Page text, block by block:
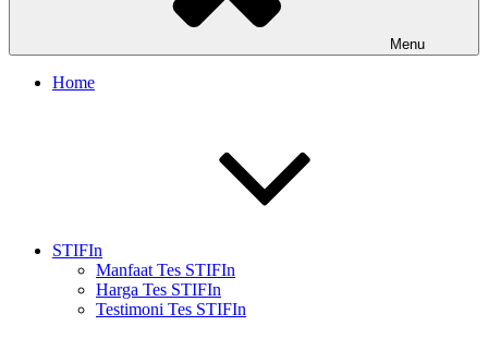
Menu
Home
STIFIn
Manfaat Tes STIFIn
Harga Tes STIFIn
Testimoni Tes STIFIn